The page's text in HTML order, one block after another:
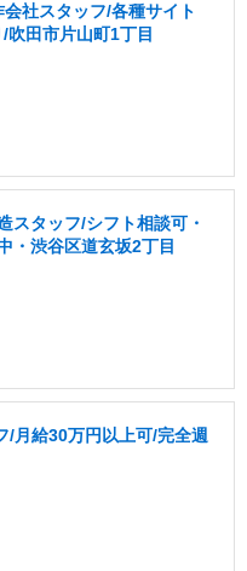
社スタッフ/各種サイト
田市片山町1丁目
スタッフ/シフト相談可・
・渋谷区道玄坂2丁目
/月給30万円以上可/完全週